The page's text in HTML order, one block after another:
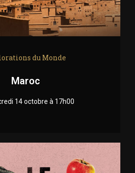
du Monde
Maroc
14 octobre à 17h00